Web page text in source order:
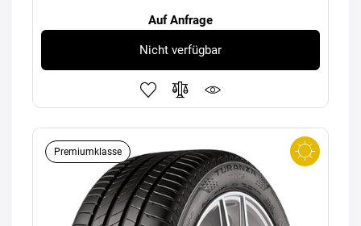
Auf Anfrage
Nicht verfügbar
Premiumklasse